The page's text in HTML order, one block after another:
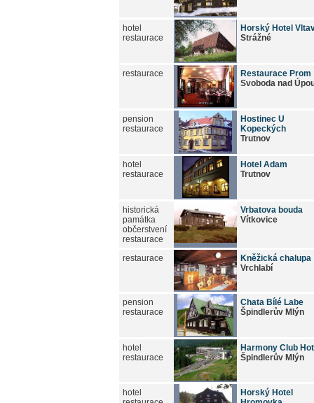
hotel
restaurace
Horský Hotel
Strážné
restaurace
Restaurace Prom
Svoboda nad
pension
restaurace
Hostinec U
Kopeckých
Trutnov
hotel
restaurace
Hotel Adam
Trutnov
historická
památka
občerstvení
restaurace
Vrbatova bouda
Vítkovice
restaurace
Kněžická chalupa
Vrchlabí
pension
restaurace
Chata Bílé Labe
Špindlerův Mlýn
hotel
restaurace
Harmony Club
Špindlerův Mlýn
hotel
Horský Hotel